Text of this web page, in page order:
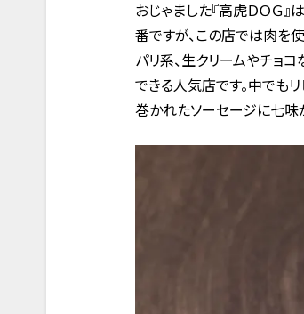
おじゃました『高虎ＤＯＧ
番ですが、この店では肉を
パリ系、生クリームやチョ
できる人気店です。中でも
巻かれたソーセージに七味